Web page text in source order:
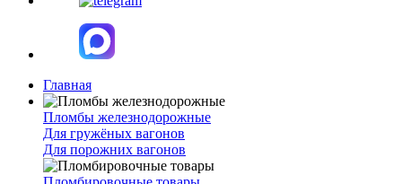
Главная
Пломбы железнодорожные
Для гружёных вагонов
Для порожних вагонов